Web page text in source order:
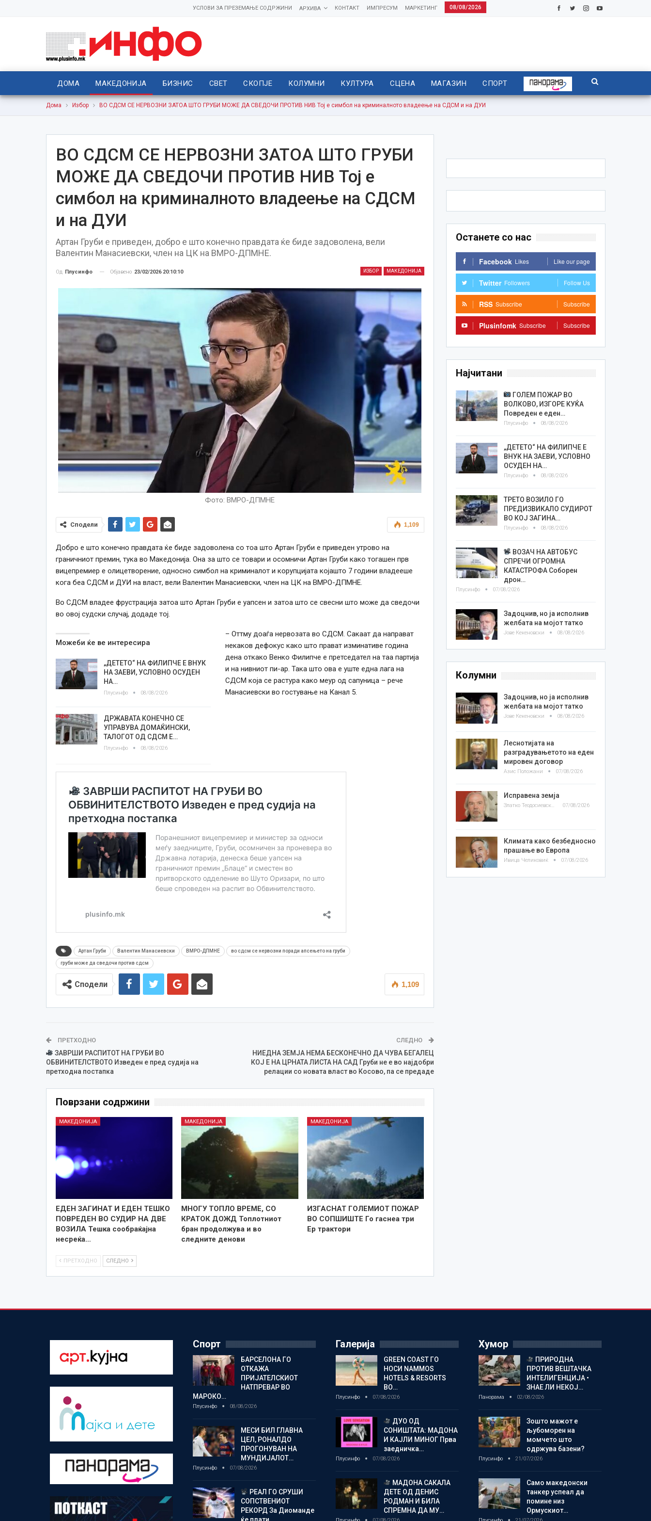
08/08/2026
МАРКЕТИНГ
ИМПРЕСУМ
КОНТАКТ
АРХИВА
УСЛОВИ ЗА ПРЕЗЕМАЊЕ СОДРЖИНИ
ДОМА МАКЕДОНИЈА БИЗНИС СВЕТ СКОПЈЕ КОЛУМНИ КУЛТУРА СЦЕНА МАГАЗИН СПОРТ
Дома Избор ВО СДСМ СЕ НЕРВОЗНИ ЗАТОА ШТО ГРУБИ МОЖЕ ДА СВЕДОЧИ ПРОТИВ НИВ Тој е симбол на криминалното владеење на СДСМ и на ДУИ
ВО СДСМ СЕ НЕРВОЗНИ ЗАТОА ШТО ГРУБИ
МОЖЕ ДА СВЕДОЧИ ПРОТИВ НИВ Тој е
симбол на криминалното владеење на СДСМ
и на ДУИ
Артан Груби е приведен, добро е што конечно правдата ќе биде задоволена, вели
Валентин Манасиевски, член на ЦК на ВМРО-ДПМНЕ.
ИЗБОР МАКЕДОНИЈА
Од Плусинфо Објавено 23/02/2026 20:10:10
Фото: ВМРО-ДПМНЕ
1,109
Сподели
Добро е што конечно правдата ќе биде задоволена со тоа што Артан Груби е приведен утрово на
граничниот премин, тука во Македонија. Она за што се товари и осомничи Артан Груби како тогашен прв
вицепремиер е олицетворение, односно симбол на криминалот и корупцијата којашто 7 години владееше
кога беа СДСМ и ДУИ на власт, вели Валентин Манасиевски, член на ЦК на ВМРО-ДПМНЕ.
Во СДСМ владее фрустрација затоа што Артан Груби е уапсен и затоа што се свесни што може да сведочи
во овој судски случај, додаде тој.
Можеби ќе ве интересира
„ДЕТЕТО“ НА ФИЛИПЧЕ Е ВНУК
НА ЗАЕВИ, УСЛОВНО ОСУДЕН
НА…
Плусинфо 08/08/2026
ДРЖАВАТА КОНЕЧНО СЕ
УПРАВУВА ДОМАЌИНСКИ,
ТАЛОГОТ ОД СДСМ Е…
Плусинфо 08/08/2026
– Оттму доаѓа нервозата во СДСМ. Сакаат да направат
некаков дефокус како што прават изминативе година
дена откако Венко Филипче е претседател на таа партија
и на нивниот пи-ар. Така што ова е уште една лага на
СДСМ која се растура како меур од сапуница – рече
Манасиевски во гостување на Канал 5.
Артан Груби Валентин Манасиевски ВМРО-ДПМНЕ во сдсм се нервозни поради апсењето на груби
груби може да сведочи против сдсм
1,109
Сподели
ПРЕТХОДНО
ЗАВРШИ РАСПИТОТ НА ГРУБИ ВО
ОБВИНИТЕЛСТВОТО Изведен е пред судија на
претходна постапка
СЛЕДНО
НИЕДНА ЗЕМЈА НЕМА БЕСКОНЕЧНО ДА ЧУВА БЕГАЛЕЦ
КОЈ Е НА ЦРНАТА ЛИСТА НА САД Груби не е во најдобри
релации со новата власт во Косово, па се предаде
Поврзани содржини
МАКЕДОНИЈА
ЕДЕН ЗАГИНАТ И ЕДЕН ТЕШКО
ПОВРЕДЕН ВО СУДИР НА ДВЕ
ВОЗИЛА Тешка сообраќајна
несреќа…
МАКЕДОНИЈА
МНОГУ ТОПЛО ВРЕМЕ, СО
КРАТОК ДОЖД Топлотниот
бран продолжува и во
следните денови
МАКЕДОНИЈА
ИЗГАСНАТ ГОЛЕМИОТ ПОЖАР
ВО СОПШИШТЕ Го гаснеа три
Ер трактори
ПРЕТХОДНО СЛЕДНО
Останете со нас
Facebook Likes Like our page
Twitter Followers Follow Us
RSS Subscribe Subscribe
Plusinfomk Subscribe Subscribe
Најчитани
ГОЛЕМ ПОЖАР ВО
ВОЛКОВО, ИЗГОРЕ КУЌА
Повреден е еден…
Плусинфо 08/08/2026
„ДЕТЕТО“ НА ФИЛИПЧЕ Е
ВНУК НА ЗАЕВИ, УСЛОВНО
ОСУДЕН НА…
Плусинфо 08/08/2026
ТРЕТО ВОЗИЛО ГО
ПРЕДИЗВИКАЛО СУДИРОТ
ВО КОЈ ЗАГИНА…
Плусинфо 08/08/2026
ВОЗАЧ НА АВТОБУС
СПРЕЧИ ОГРОМНА
КАТАСТРОФА Соборен
дрон…
Плусинфо 07/08/2026
Задоцнив, но ја исполнив
желбата на мојот татко
Јове Кекеновски 08/08/2026
Колумни
Задоцнив, но ја исполнив
желбата на мојот татко
Јове Кекеновски 08/08/2026
Леснотијата на
разградувањетото на еден
мировен договор
Азис Положани 07/08/2026
Исправена земја
Златко Теодосиевски 07/08/2026
Климата како безбедносно
прашање во Европа
Ивица Челиковиќ 07/08/2026
Спорт
БАРСЕЛОНА ГО
ОТКАЖА
ПРИЈАТЕЛСКИОТ
НАТПРЕВАР ВО
МАРОКО…
Плусинфо 08/08/2026
МЕСИ БИЛ ГЛАВНА
ЦЕЛ, РОНАЛДО
ПРОГОНУВАН НА
МУНДИЈАЛОТ…
Плусинфо 07/08/2026
РЕАЛ ГО СРУШИ
СОПСТВЕНИОТ
РЕКОРД За Диоманде
ќе плати…
Галерија
GREEN COAST ГО
НОСИ NAMMOS
HOTELS & RESORTS
ВО…
Плусинфо 07/08/2026
ДУО ОД
СОНИШТАТА: МАДОНА
И КАЈЛИ МИНОГ Прва
заедничка…
Плусинфо 07/08/2026
МАДОНА САКАЛА
ДЕТЕ ОД ДЕНИС
РОДМАН И БИЛА
СПРЕМНА ДА МУ…
Хумор
ПРИРОДНА
ПРОТИВ ВЕШТАЧКА
ИНТЕЛИГЕНЦИЈА •
ЗНАЕ ЛИ НЕКОЈ…
Панорама 02/08/2026
Зошто мажот е
љубоморен на
момчето што
одржува базени?
Плусинфо 21/07/2026
Само македонски
танкер успеал да
помине низ
Ормускиот…